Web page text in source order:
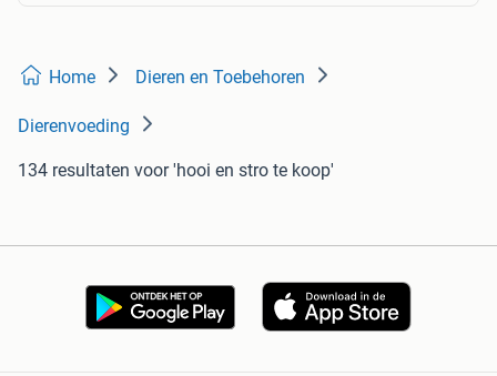
Home Dieren en Toebehoren
Dierenvoeding
134 resultaten voor 'hooi en stro te koop'